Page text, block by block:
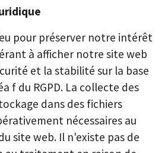
pour préserver notre intérêt
à afficher notre site web
et la stabilité sur la base
f du RGPD. La collecte des
dans des fichiers
nécessaires au
site web. Il n'existe pas de